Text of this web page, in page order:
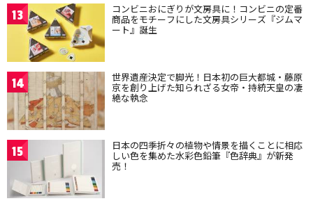
13 コンビニおにぎりが文房具に！コンビニの定番
商品をモチーフにした文房具シリーズ『ジムマ
ート』誕生
14 世界遺産決定で脚光！日本初の巨大都城・藤原
京を創り上げた知られざる女帝・持統天皇の凄
絶な執念
15 日本の四季折々の植物や情景を描くことに相応
しい色を集めた水彩色鉛筆『色辞典』が新発
売！